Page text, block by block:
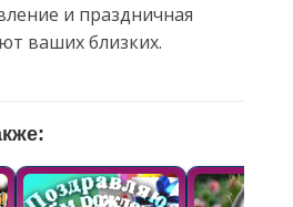
и праздничная
ваших близких.